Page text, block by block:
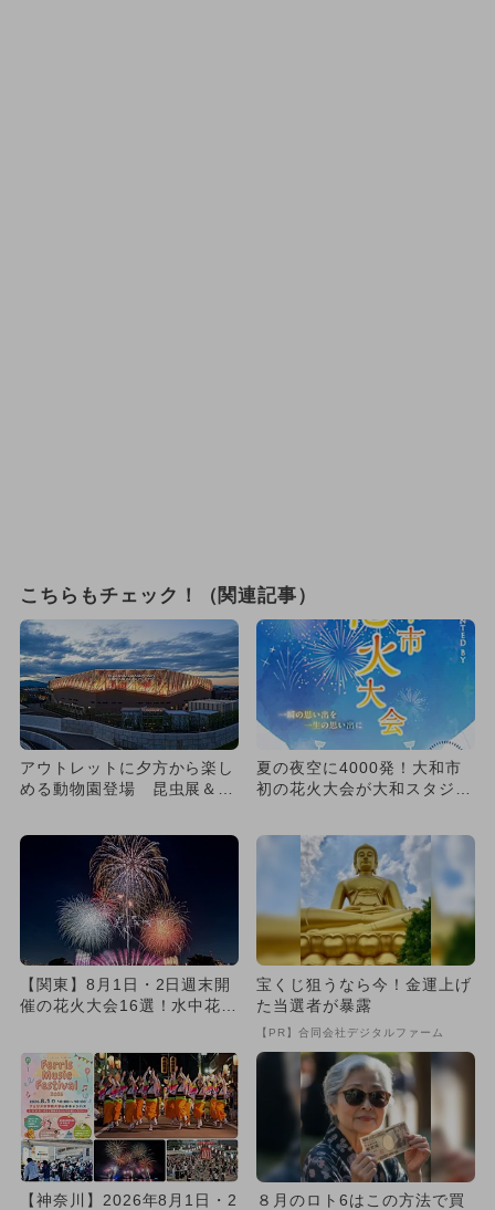
こちらもチェック！（関連記事）
アウトレットに夕方から楽し
める動物園登場 昆虫展＆家
夏の夜空に4000発！大和市
初の花火大会が大和スタジア
【関東】8月1日・2日週末開
催の花火大会16選！水中花
宝くじ狙うなら今！金運上げ
た当選者が暴露
【PR】合同会社デジタルファーム
【神奈川】2026年8月1日・2
８月のロト6はこの方法で買